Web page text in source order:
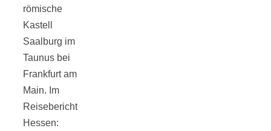
römische
Kastell
Saalburg im
Taunus bei
Frankfurt am
Main. Im
Reisebericht
Hessen: